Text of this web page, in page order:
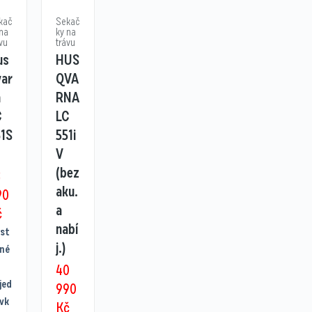
Sekač
ky na
trávu
HUS
QVA
RNA
LC
551i
V
(bez
aku.
a
nabí
j.)
40
990
Kč